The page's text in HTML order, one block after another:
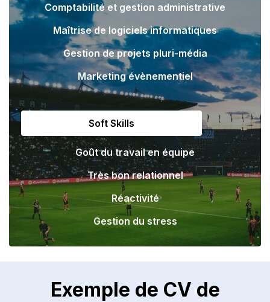
Comptabilité et gestion administrative
Maîtrise de logiciels informatiques
Gestion de projets pluri-média
Marketing évènementiel
Soft Skills
Goût du travail en équipe
Très bon relationnel
Réactivité
Gestion du stress
Exemple de CV de